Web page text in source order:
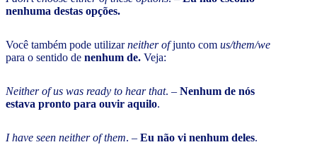
nenhuma destas opções.
Você também pode utilizarneither ofjunto com us/them/we
para o sentido de nenhum de. Veja:
Neither of us was ready to hear that. – Nenhum de nós
estava pronto para ouvir aquilo.
I have seen neither of them. – Eu não vi nenhum deles.